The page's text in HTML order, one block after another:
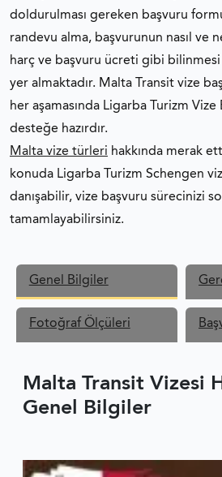
doldurulması gereken başvuru
randevu alma, başvurunun nasıl ve
harç ve başvuru ücreti gibi
yer almaktadır. Malta Transit vize
her aşamasında Ligarba Turizm Vize
desteğe hazırdır.
Malta vize türleri hakkında merak
konuda Ligarba Turizm Schengen
danışabilir, vize başvuru sürecinizi
tamamlayabilirsiniz.
Genel Bilgiler
Fotoğraf Ölçüleri
Malta Transit Vizesi
Genel Bilgiler